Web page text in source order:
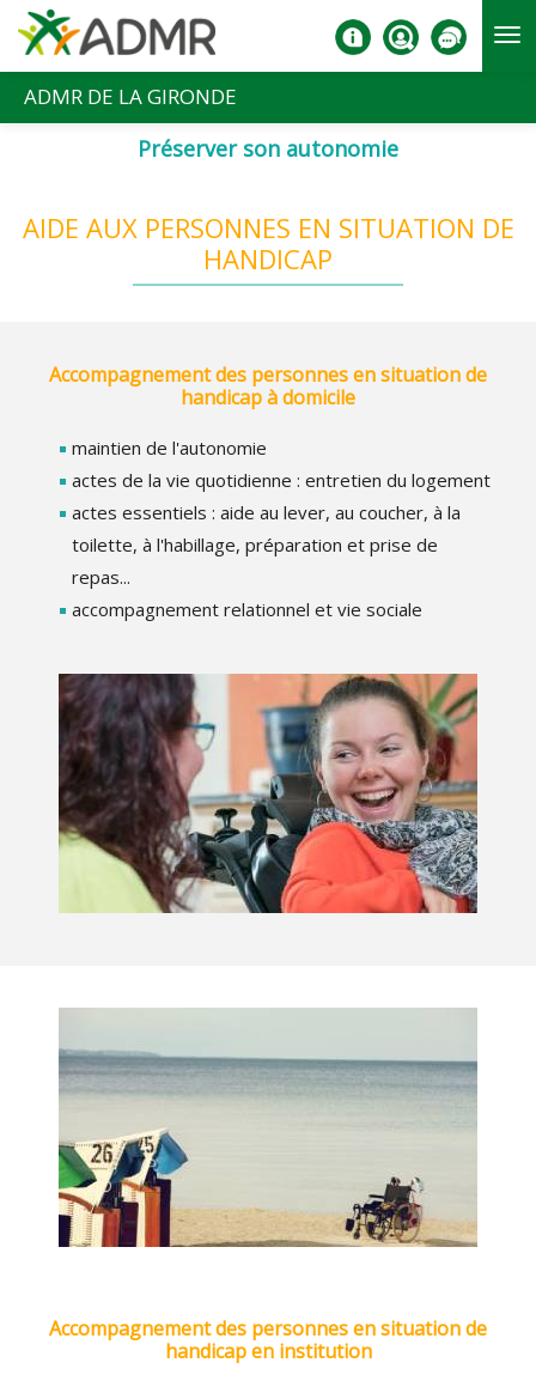
Aller au contenu principal
ADMR DE LA GIRONDE
Préserver son autonomie
AIDE AUX PERSONNES EN SITUATION DE
HANDICAP
Accompagnement des personnes en situation de
handicap à domicile
maintien de l'autonomie
actes de la vie quotidienne : entretien du logement
actes essentiels : aide au lever, au coucher, à la
toilette, à l'habillage, préparation et prise de
repas...
accompagnement relationnel et vie sociale
Accompagnement des personnes en situation de
handicap en institution